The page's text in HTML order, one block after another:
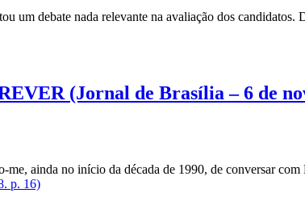
um debate nada relevante na avaliação dos
(Jornal de Brasília – 6 de
ainda no início da década de 1990, de conversar
p. 16)